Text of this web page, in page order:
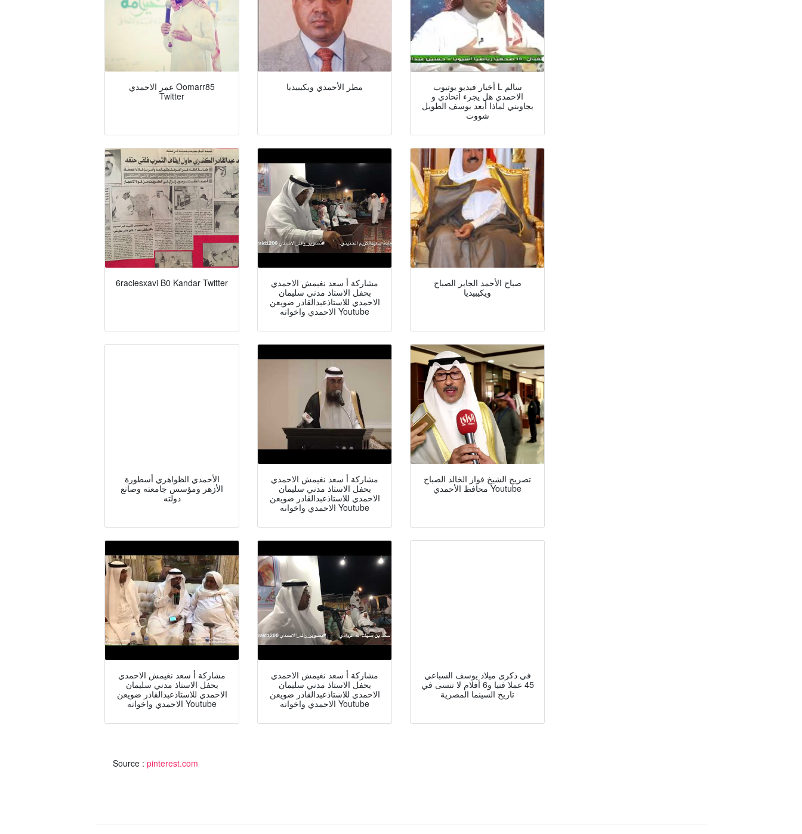
عمر الاحمدي Oomarr85
Twitter
مطر الأحمدي ويكيبيديا
أخبار فيديو يوتيوب L سالم
الاحمدي هل يجرء اتحادي و
يجاوبني لماذا أبعد يوسف الطويل
شووت
6raciesxavi B0 Kandar Twitter
مشاركة أ سعد نغيمش الاحمدي
بحفل الاستاذ مدني سليمان
الاحمدي للاستاذعبدالقادر ضويعن
الاحمدي واخوانه Youtube
صباح الأحمد الجابر الصباح
ويكيبيديا
الأحمدي الظواهري أسطورة
الأزهر ومؤسس جامعته وصانع
دولته
مشاركة أ سعد نغيمش الاحمدي
بحفل الاستاذ مدني سليمان
الاحمدي للاستاذعبدالقادر ضويعن
الاحمدي واخوانه Youtube
تصريح الشيخ فواز الخالد الصباح
محافظ الأحمدي Youtube
مشاركة أ سعد نغيمش الاحمدي
بحفل الاستاذ مدني سليمان
الاحمدي للاستاذعبدالقادر ضويعن
الاحمدي واخوانه Youtube
مشاركة أ سعد نغيمش الاحمدي
بحفل الاستاذ مدني سليمان
الاحمدي للاستاذعبدالقادر ضويعن
الاحمدي واخوانه Youtube
في ذكرى ميلاد يوسف السباعي
45 عملا فنيا و6 أفلام لا تنسى في
تاريخ السينما المصرية
Source : pinterest.com